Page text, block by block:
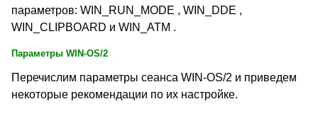
параметров: WIN_RUN_MODE , WIN_DDE ,
WIN_CLIPBOARD и WIN_ATM .
Параметры WIN-OS/2
Перечислим параметры сеанса WIN-OS/2 и приведем
некоторые рекомендации по их настройке.